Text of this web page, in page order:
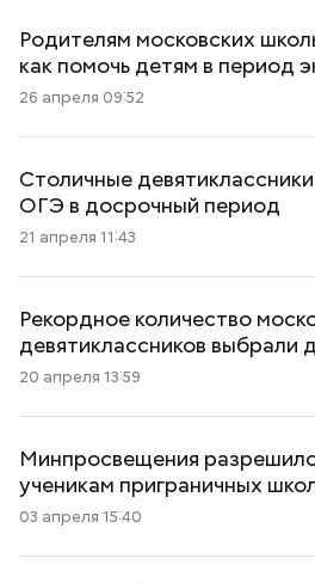
Родителям московских
как помочь детям в период
26 апреля 09:52
Столичные
ОГЭ в досрочный период
21 апреля 11:43
Рекордное количество
девятиклассников выбрали
20 апреля 13:59
Минпросвещения
ученикам приграничных
03 апреля 15:40